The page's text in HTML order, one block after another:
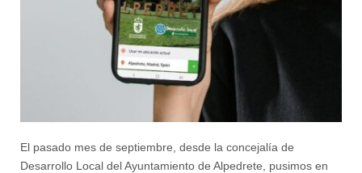
El pasado mes de septiembre, desde la concejalía de
Desarrollo Local del Ayuntamiento de Alpedrete, pusimos en